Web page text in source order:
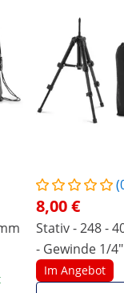
8,00 €
Stativ - 248 -
- Gewinde 1/4"
Im Angebot